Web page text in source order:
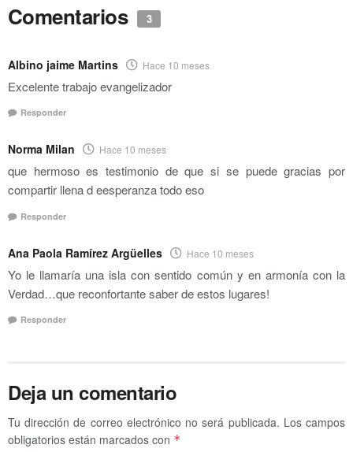
Comentarios 3
Albino jaime Martins Hace 10 meses
Excelente trabajo evangelizador
Responder
Norma Milan Hace 10 meses
que hermoso es testimonio de que si se puede gracias por
compartir llena d eesperanza todo eso
Responder
Ana Paola Ramírez Argüelles Hace 10 meses
Yo le llamaría una isla con sentido común y en armonía con la
Verdad…que reconfortante saber de estos lugares!
Responder
Deja un comentario
Tu dirección de correo electrónico no será publicada. Los campos
obligatorios están marcados con *